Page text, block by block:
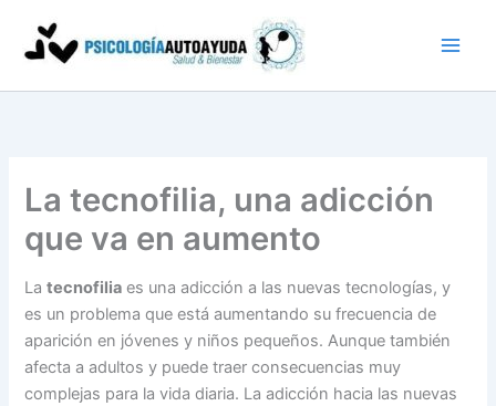
contenido
La tecnofilia, una adicción
que va en aumento
Latecnofilia es una adicción a las nuevas tecnologías, y
es un problema que está aumentando su frecuencia de
aparición en jóvenes y niños pequeños. Aunque también
afecta a adultos y puede traer consecuencias muy
complejas para la vida diaria. La adicción hacia las nuevas